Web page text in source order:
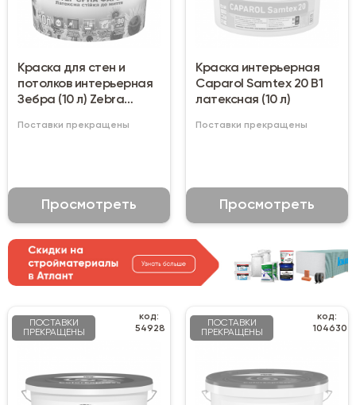
Краска для стен и
потолков интерьерная
Зебра (10 л) Zebra
Поставки прекращены
Просмотреть
Краска интерьерная
Caparol Samtex 20 B1
латексная (10 л)
Поставки прекращены
Просмотреть
ПОСТАВКИ
ПРЕКРАЩЕНЫ
код:
54928
ПОСТАВКИ
ПРЕКРАЩЕНЫ
код:
104630